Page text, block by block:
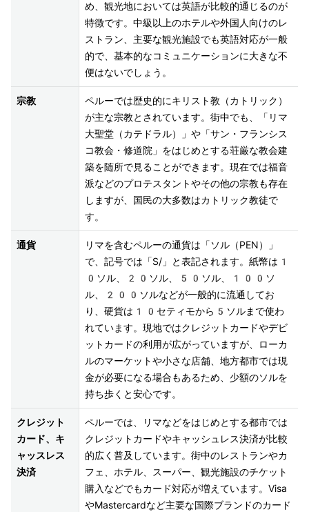
め、観光地においては英語が比較的通じるのが
特徴です。中級以上のホテルや外国人向けのレ
ストラン、主要な観光施設でも英語対応が一般
的で、基本的なコミュニケーションに大きな不
宗教
ペルーでは歴史的にキリスト教（カトリック）
が主な宗教とされています。街中でも、「リマ
大聖堂（カテドラル）」や「サン・フランシス
コ教会・修道院」をはじめとする荘厳な教会建
築を随所で見ることができます。現在では福音
派などのプロテスタントやその他の宗教も存在
しますが、国民の大多数はカトリック教徒で
通貨
リマを含むペルーの通貨は「ソル（PEN）」
で、記号では「S/」と表記されます。紙幣は1
0ソル、20ソル、50ソル、100ソ
ル、200ソルなどが一般的に流通してお
り、硬貨は10セティモから5ソルまで使わ
れています。現地ではクレジットカードやデビ
ットカードの利用が広がっていますが、ローカ
ルのマーケットや小さな店舗、地方都市では現
金が必要になる場合もあるため、少額のソルを
クレジット
カード、キ
ャッスレス
決済
ペルーでは、リマなどをはじめとする都市では
クレジットカードやキャッシュレス決済が比較
的広く普及しています。街中のレストランやカ
フェ、ホテル、スーパー、観光施設のチケット
購入などでもカード対応が増えています。Visa
やMastercardなど主要な国際ブランドのカード